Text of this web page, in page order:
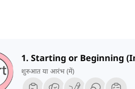
1. Starting or Beginning
शुरुआत या आरंभ (में)